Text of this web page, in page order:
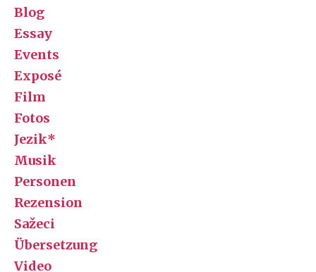
Blog
Essay
Events
Exposé
Film
Fotos
Jezik*
Musik
Personen
Rezension
Sažeci
Übersetzung
Video